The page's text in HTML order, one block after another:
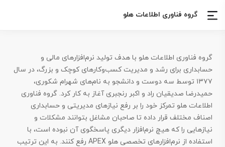
گروه فناوری اطلاعات هلو
گروه فناوری اطلاعات هلو با هدف تولید نرم‌افزارهای مالی و
حسابداری برای رشد و مدیریت کسب‌وکارهای کوچک و بزرگ، در سال
۱۳۷۷ توسط سه دوست و دانشجو به نام‌های شهرام شکوری،
حمیدرضا صدیقیان راد و اکبر رنجبری آغاز به کار کرد. گروه فناوری
اطلاعات هلو تمرکز خود را بر رفع نیازهای مدیریتی و حسابداری
اصناف مختلف قرار داده تا صاحبان مشاغل بتوانند مشکلات و
نیازهایی را که هیچ نرم‌افزار دیگری پاسخگوی آن نبوده است، با
استفاده از نرم‌افزارهای تخصصی هلو APEX رفع کنند. به این ترتیب